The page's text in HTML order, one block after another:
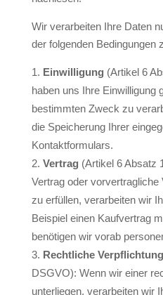
Wir verarbeiten Ihre Daten
der folgenden Bedingungen
Einwilligung (Artikel 6
haben uns Ihre Einwilligung
bestimmten Zweck zu
die Speicherung Ihrer
Kontaktformulars.
Vertrag (Artikel 6 Absatz
Vertrag oder vorvertragliche
zu erfüllen, verarbeiten wir
Beispiel einen Kaufvertrag
benötigen wir vorab
Rechtliche Verpflichtung
DSGVO): Wenn wir einer
unterliegen, verarbeiten wir